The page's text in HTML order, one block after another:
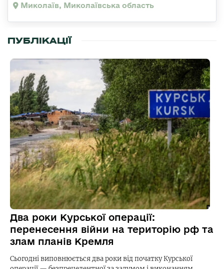
Миколаїв, Миколаївська область
ПУБЛІКАЦІЇ
Два роки Курської операції:
перенесення війни на територію рф та
злам планів Кремля
Сьогодні виповнюється два роки від початку Курської